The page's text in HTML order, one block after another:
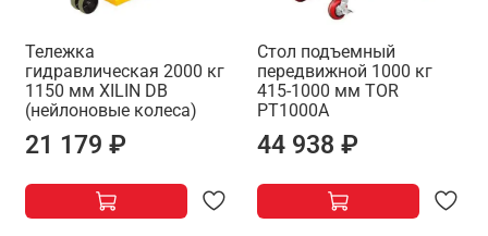
Тележка
гидравлическая 2000 кг
1150 мм XILIN DB
(нейлоновые колеса)
21 179 ₽
Стол подъемный
передвижной 1000 кг
415-1000 мм TOR
PT1000A
44 938 ₽